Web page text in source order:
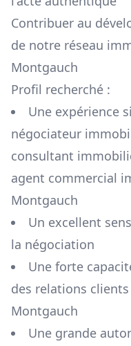
Contribuer au
de notre réseau
Montgauch
Profil recherché :
Une expérience
négociateur
consultant
agent commercial
Montgauch
Un excellent
la négociation
Une forte
des relations
Montgauch
Une grande